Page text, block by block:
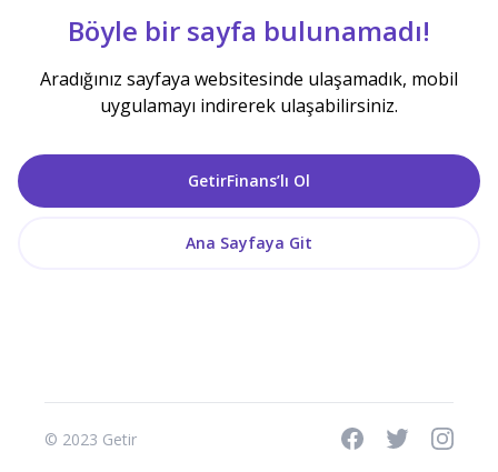
Böyle bir sayfa bulunamadı!
Aradığınız sayfaya websitesinde ulaşamadık, mobil
uygulamayı indirerek ulaşabilirsiniz.
GetirFinans’lı Ol
Ana Sayfaya Git
© 2023 Getir